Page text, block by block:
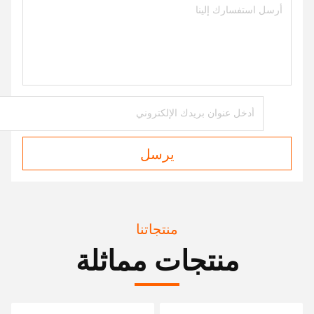
يرسل
منتجاتنا
منتجات مماثلة